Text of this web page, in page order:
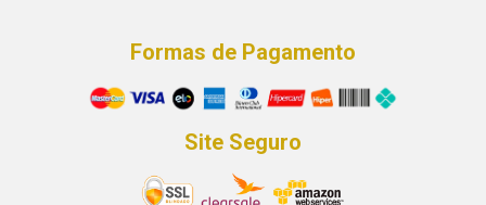
Formas de Pagamento
Site Seguro